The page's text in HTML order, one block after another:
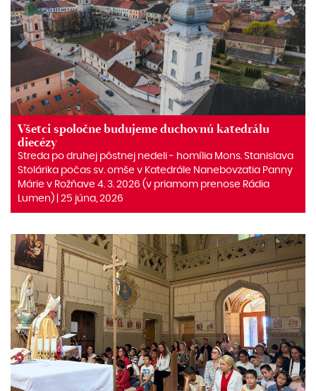
Všetci spoločne budujeme duchovnú katedrálu
diecézy
Streda po druhej pôstnej nedeli ‒ homília Mons. Stanislava
Stolárika počas sv. omše v Katedrále Nanebovzatia Panny
Márie v Rožňave 4. 3. 2026 (v priamom prenose Rádia
Lumen) | 25 júna, 2026